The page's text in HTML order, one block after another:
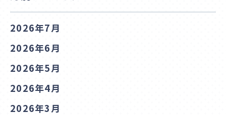
2026年7月
2026年6月
2026年5月
2026年4月
2026年3月